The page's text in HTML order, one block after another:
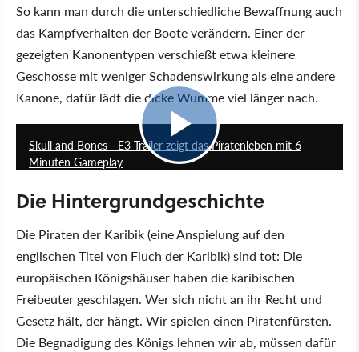
So kann man durch die unterschiedliche Bewaffnung auch
das Kampfverhalten der Boote verändern. Einer der
gezeigten Kanonentypen verschießt etwa kleinere
Geschosse mit weniger Schadenswirkung als eine andere
Kanone, dafür lädt die dicke Wumme viel länger nach.
Skull and Bones - E3-Trailer zeigt das Piratenleben mit 6
Minuten Gameplay
Die Hintergrundgeschichte
Die Piraten der Karibik (eine Anspielung auf den
englischen Titel von Fluch der Karibik) sind tot: Die
europäischen Königshäuser haben die karibischen
Freibeuter geschlagen. Wer sich nicht an ihr Recht und
Gesetz hält, der hängt. Wir spielen einen Piratenfürsten.
Die Begnadigung des Königs lehnen wir ab, müssen dafür